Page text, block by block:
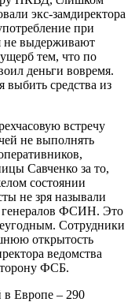
экс-замдиректора
при
не выдерживают
тем, что по
деньги вовремя.
выбить средства из
встречу
не выполнять
Савченко за то,
состоянии
не зря называли
генералов ФСИН. Это
Сотрудники
открытость
ведомства
ФСБ.
Европе – 290